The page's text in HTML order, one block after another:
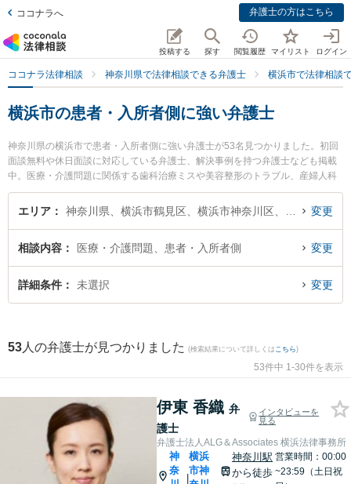
ココナラへ 弁護士の方はこちら
投稿する 探す 閲覧履歴 マイリスト ログイン
ココナラ法律相談 神奈川県で法律相談できる弁護士 横浜市で法律相談
横浜市の患者・入所者側に強い弁護士
神奈川県の横浜市で患者・入所者側に強い弁護士が53名見つかりました。初回
面談無料や休日面談に対応している弁護士、解決事例を持つ弁護士なども掲載
中。医療・介護問題に関係する歯科治療ミスや美容整形のトラブル、産婦人科
の訴訟等の細かな分野での絞り込み検索もでき便利です。特に弁護士法人ALG
＆Associates 横浜法律事務所の伊東 香織弁護士や神奈川総合法律事務所の石渡
者・入所者側のトラブルを今すぐに弁護士に相談したい』『患者・入所者側の
トラブル解決の実績豊富な近くの弁護士を検索したい』『初回相談無料で患
者・入所者側を法律相談できる横浜市内の弁護士に相談予約したい』などでお
エリア 変更
相談内容 医療・介護問題、患者・入所者側 変更
詳細条件 未選択 変更
53 人の弁護士が見つかりました (検索結果について詳しくは こちら)
53件中 1-30件を表示
伊東 香織 弁
護士
インタビューを
見る
弁護士法人ALG＆Associates 横浜法律事務所
神
奈
|
横浜
市神
神奈川駅
から徒歩
営業時間：00:00
~23:59（土日祝